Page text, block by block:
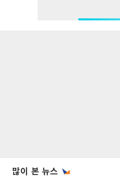
많이 본 뉴스